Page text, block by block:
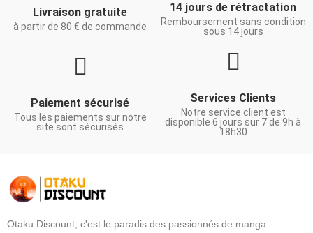
Livraison gratuite
à partir de 80 € de commande
14 jours de rétractation
Remboursement sans condition
sous 14 jours
Paiement sécurisé
Tous les paiements sur notre
site sont sécurisés
Services Clients
Notre service client est
disponible 6 jours sur 7 de 9h à
18h30
Otaku Discount, c'est le paradis des passionnés de manga.